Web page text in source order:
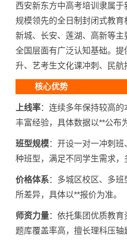
西安新东方中高考培训隶属
规模领先的全日制封闭式教育
新城、长安、莲湖、高新等
全国层面有广泛认知基础。
升、艺考生文化课冲刺、民航
核心优势
上线率：连续多年保持较高
丰富经验，具体数据以**公布
班型规模：开设一对一冲刺班、
种班型，满足不同学生需求，
价格体系：多城区校区、多
所差异，具体以**报价为准。
师资力量：依托集团优质教
题库覆盖率高，擅长理科压